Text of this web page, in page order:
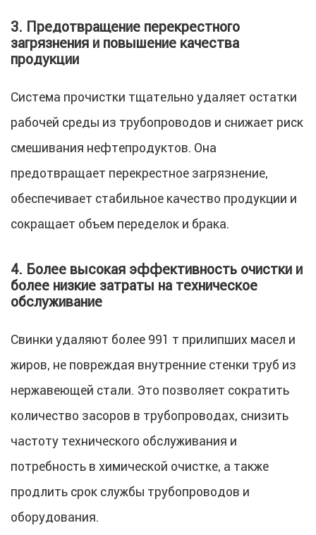
3. Предотвращение перекрестного
загрязнения и повышение качества
продукции
Система прочистки тщательно удаляет остатки
рабочей среды из трубопроводов и снижает риск
смешивания нефтепродуктов. Она
предотвращает перекрестное загрязнение,
обеспечивает стабильное качество продукции и
сокращает объем переделок и брака.
4. Более высокая эффективность очистки и
более низкие затраты на техническое
обслуживание
Свинки удаляют более 991 т прилипших масел и
жиров, не повреждая внутренние стенки труб из
нержавеющей стали. Это позволяет сократить
количество засоров в трубопроводах, снизить
частоту технического обслуживания и
потребность в химической очистке, а также
продлить срок службы трубопроводов и
оборудования.